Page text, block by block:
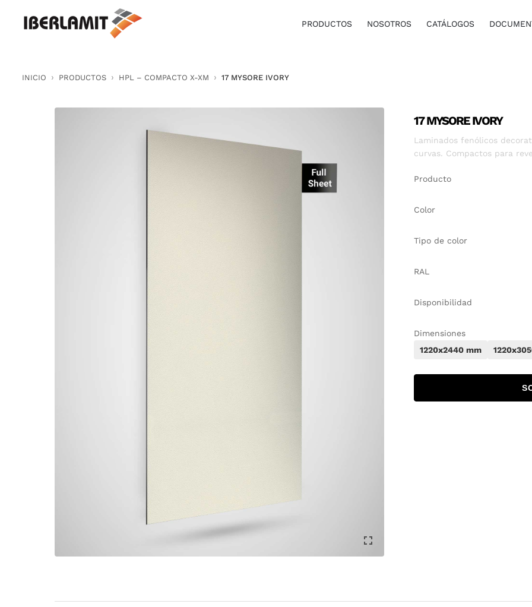
PRODUCTOS NOSOTROS CATÁLOGOS
INICIO PRODUCTOS HPL – COMPACTO X-XM 17 MYSORE IVORY
17 MYSORE IVORY
Laminados fenólicos
curvas. Compactos para
Producto
Color
Tipo de color
RAL
Disponibilidad
Dimensiones
1220x2440 mm